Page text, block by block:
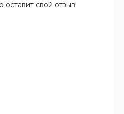
оставит свой отзыв!